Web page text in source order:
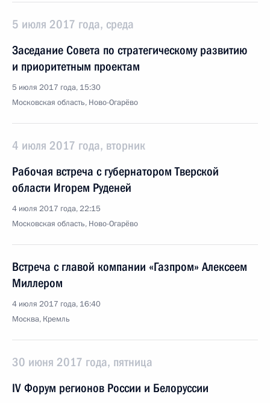
5 июля 2017 года, среда
Заседание Совета по стратегическому развитию
и приоритетным проектам
5 июля 2017 года, 15:30
Московская область, Ново-Огарёво
4 июля 2017 года, вторник
Рабочая встреча с губернатором Тверской
области Игорем Руденей
4 июля 2017 года, 22:15
Московская область, Ново-Огарёво
Встреча с главой компании «Газпром» Алексеем
Миллером
4 июля 2017 года, 16:40
Москва, Кремль
30 июня 2017 года, пятница
IV Форум регионов России и Белоруссии